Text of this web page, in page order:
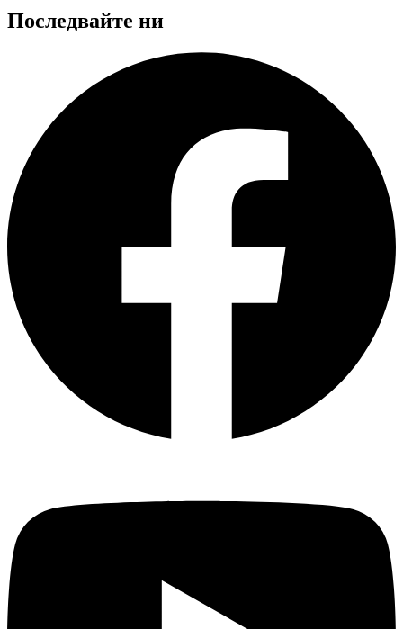
Последвайте ни